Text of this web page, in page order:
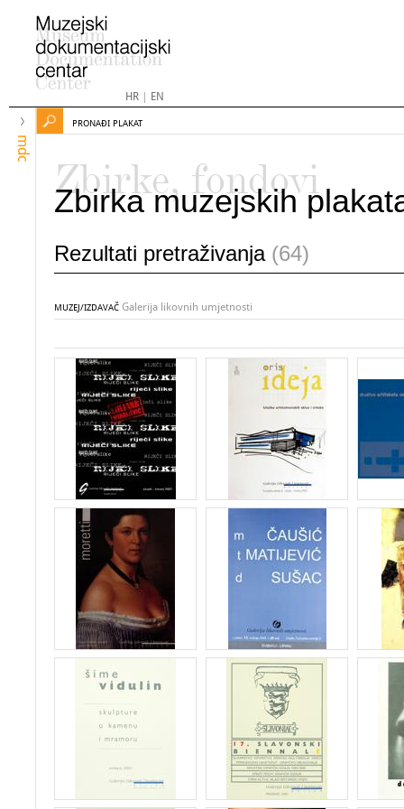
HR| EN
mdc
PRONAĐI PLAKAT
Zbirke, fondovi
Zbirka muzejskih
Rezultati pretraživanja (64)
MUZEJ/IZDAVAČ Galerija likovnih umjetnosti